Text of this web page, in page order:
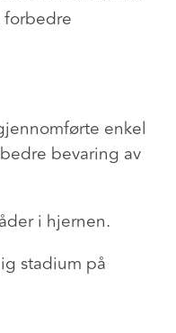
forbedre
enkel
bevaring av
i hjernen.
stadium på